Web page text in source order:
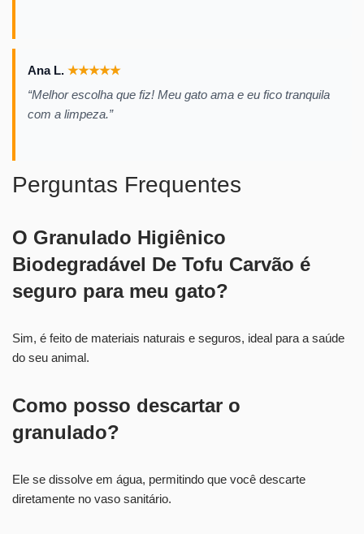
Ana L. ★★★★★
“Melhor escolha que fiz! Meu gato ama e eu fico tranquila
com a limpeza.”
Perguntas Frequentes
O Granulado Higiênico
Biodegradável De Tofu Carvão é
seguro para meu gato?
Sim, é feito de materiais naturais e seguros, ideal para a saúde
do seu animal.
Como posso descartar o
granulado?
Ele se dissolve em água, permitindo que você descarte
diretamente no vaso sanitário.